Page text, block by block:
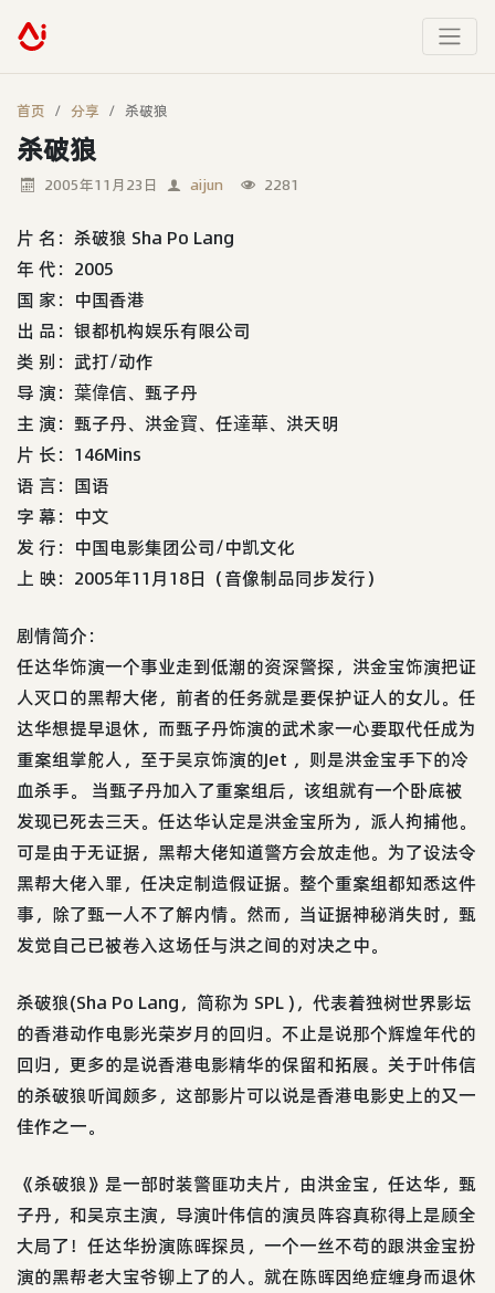
首页 分享 杀破狼
杀破狼
2005年11月23日 aijun 2281
片 名：杀破狼 Sha Po Lang
年 代：2005
国 家：中国香港
出 品：银都机构娱乐有限公司
类 别：武打/动作
导 演：葉偉信、甄子丹
主 演：甄子丹、洪金寶、任達華、洪天明
片 长：146Mins
语 言：国语
字 幕：中文
发 行：中国电影集团公司/中凯文化
上 映：2005年11月18日（音像制品同步发行）
剧情简介：
任达华饰演一个事业走到低潮的资深警探，洪金宝饰演把证
人灭口的黑帮大佬，前者的任务就是要保护证人的女儿。任
达华想提早退休，而甄子丹饰演的武术家一心要取代任成为
重案组掌舵人，至于吴京饰演的Jet ，则是洪金宝手下的冷
血杀手。 当甄子丹加入了重案组后，该组就有一个卧底被
发现已死去三天。任达华认定是洪金宝所为，派人拘捕他。
可是由于无证据，黑帮大佬知道警方会放走他。为了设法令
黑帮大佬入罪，任决定制造假证据。整个重案组都知悉这件
事，除了甄一人不了解内情。然而，当证据神秘消失时，甄
发觉自己已被卷入这场任与洪之间的对决之中。
杀破狼(Sha Po Lang，简称为 SPL )，代表着独树世界影坛
的香港动作电影光荣岁月的回归。不止是说那个辉煌年代的
回归，更多的是说香港电影精华的保留和拓展。关于叶伟信
的杀破狼听闻颇多，这部影片可以说是香港电影史上的又一
佳作之一。
《杀破狼》是一部时装警匪功夫片，由洪金宝，任达华，甄
子丹，和吴京主演，导演叶伟信的演员阵容真称得上是顾全
大局了！任达华扮演陈晖探员，一个一丝不苟的跟洪金宝扮
演的黑帮老大宝爷铆上了的人。就在陈晖因绝症缠身而退休